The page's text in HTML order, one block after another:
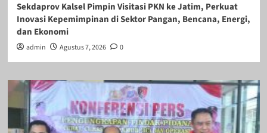
Sekdaprov Kalsel Pimpin Visitasi PKN ke Jatim, Perkuat
Inovasi Kepemimpinan di Sektor Pangan, Bencana, Energi,
dan Ekonomi
admin Agustus 7, 2026 0